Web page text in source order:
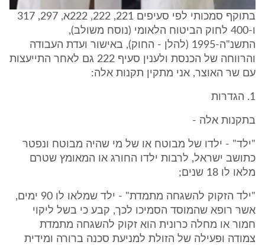
בתוקף סמכותי לפי סעיפים 221, 222, 222א, 297, 317
ו-400 לחוק הביטוח הלאומי (נוסח משולב),
התשנ"ה-1995 (להלן - החוק), באישור ועדת העבודה
והרווחה של הכנסת ולענין סעיף 222 גם לאחר התייעצות
עם שר האוצר, אני מתקין תקנות אלה:
1. הגדרות
בתקנות אלה -
"ילד" - ילדו של מבוטח או של מי שהיה מבוטח ונפטר
כתושב ישראל, לרבות ילדו החורג או המאומץ שטרם
מלאו לו 18 שנים;
"ילד הזקוק להשגחה מתמדת" - ילד שמלאו לו 90 ימים,
אשר רופא שהמוסד הסמיכו לכך, קבע כי בשל ליקוי
חמור או מחלה כרונית הוא זקוק להשגחה מתמדת
צמודה ופעילה של הזולת למניעת סכנה ברורה ומידית